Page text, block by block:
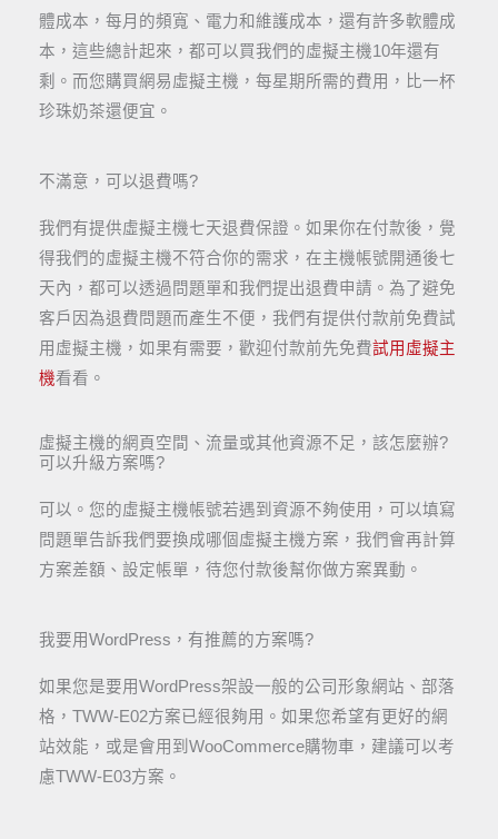
體成本，每月的頻寬、電力和維護成本，還有許多軟體成
本，這些總計起來，都可以買我們的虛擬主機10年還有
剩。而您購買網易虛擬主機，每星期所需的費用，比一杯
珍珠奶茶還便宜。
不滿意，可以退費嗎?
我們有提供虛擬主機七天退費保證。如果你在付款後，覺
得我們的虛擬主機不符合你的需求，在主機帳號開通後七
天內，都可以透過問題單和我們提出退費申請。為了避免
客戶因為退費問題而產生不便，我們有提供付款前免費試
用虛擬主機，如果有需要，歡迎付款前先免費試用虛擬主
機看看。
虛擬主機的網頁空間、流量或其他資源不足，該怎麼辦?
可以升級方案嗎?​
可以。您的虛擬主機帳號若遇到資源不夠使用，可以填寫
問題單告訴我們要換成哪個虛擬主機方案，我們會再計算
方案差額、設定帳單，待您付款後幫你做方案異動。
我要用WordPress，有推薦的方案嗎?
如果您是要用WordPress架設一般的公司形象網站、部落
格，TWW-E02方案已經很夠用。如果您希望有更好的網
站效能，或是會用到WooCommerce購物車，建議可以考
慮TWW-E03方案。